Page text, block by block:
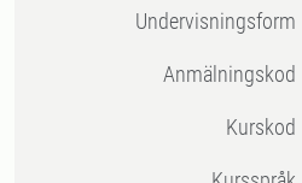
Undervisningsform
Anmälningskod
Kurskod